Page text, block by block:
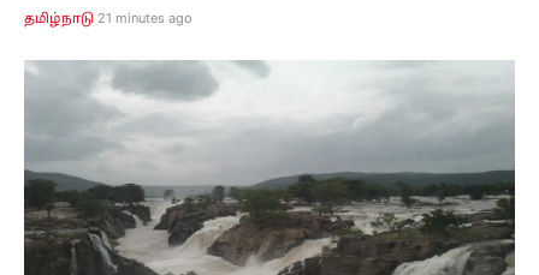
தமிழ்நாடு 22 minutes ago